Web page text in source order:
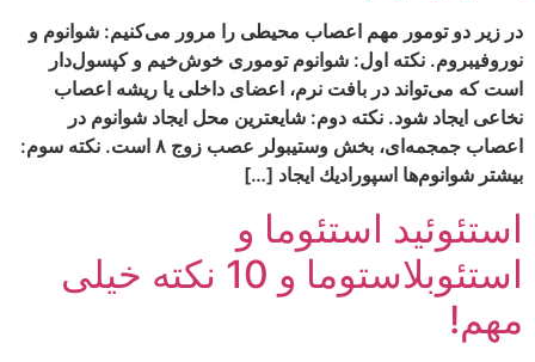
در زیر دو تومور مهم اعصاب محیطی را مرور می‌کنیم: شوانوم و
نوروفیبروم. نکته اول: شوانوم تومورى خوش‏‌خيم و كپسول‏‌دار
است كه مى‌‏تواند در بافت نرم، اعضاى داخلى يا ريشه اعصاب
نخاعى ايجاد شود. نکته دوم: شايع‏ترين محل ایجاد شوانوم در
اعصاب جمجمه‌‏اى، بخش وستيبولر عصب زوج ۸ است. نکته سوم:
بيشتر شوانوم‏‌ها اسپوراديك ايجاد […]
استئوئید استئوما و
استئوبلاستوما و 10 نکته خیلی
مهم!